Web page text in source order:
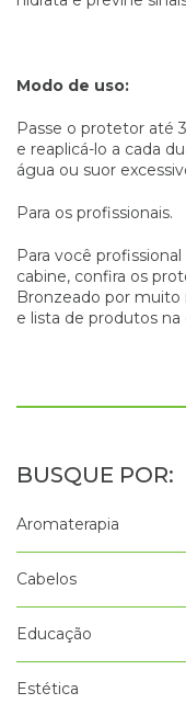
Modo de uso:
Passe o protetor até
e reaplicá-lo a cada
água ou suor
Para os profissionais.
Para você
cabine, confira os
Bronzeado por muito
e lista de produtos na
Aromaterapia
Cabelos
Educação
Estética